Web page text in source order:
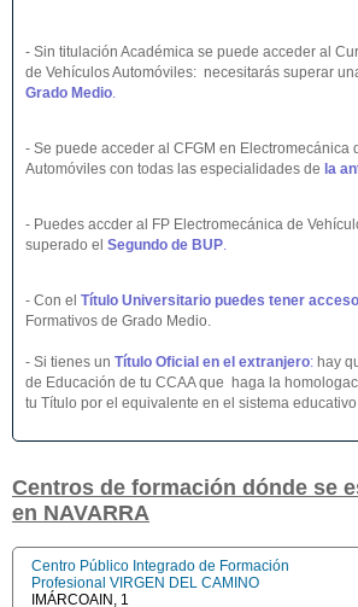
- Sin titulación Académica se puede acceder al
de Vehículos Automóviles: necesitarás superar
Grado Medio.
- Se puede acceder al CFGM en Electromecánica
Automóviles con todas las especialidades de la
- Puedes accder al FP Electromecánica de
superado el Segundo de BUP.
- Con el Título Universitario puedes tener acceso
Formativos de Grado Medio.
- Si tienes un Título Oficial en el extranjero: hay
de Educación de tu CCAA que haga la
tu Título por el equivalente en el sistema
Centros de formación dónde se
en NAVARRA
Centro Público Integrado de Formación
Profesional VIRGEN DEL CAMINO
IMÁRCOAIN, 1